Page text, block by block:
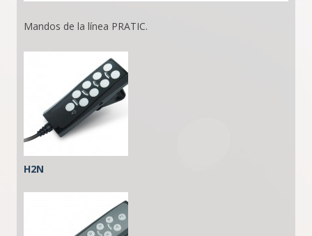
Mandos de la línea PRATIC.
H2N